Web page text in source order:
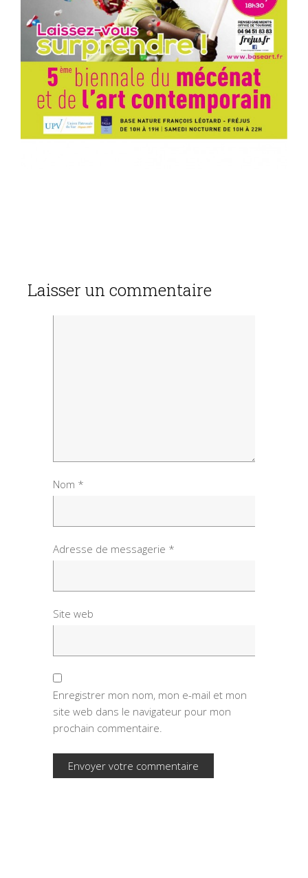
Laisser un commentaire
Nom *
Adresse de messagerie *
Site web
Enregistrer mon nom, mon e-mail et mon
site web dans le navigateur pour mon
prochain commentaire.